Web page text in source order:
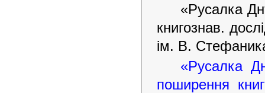
«Русалка
книгознав.
ім. В.
«Русалка
поширення